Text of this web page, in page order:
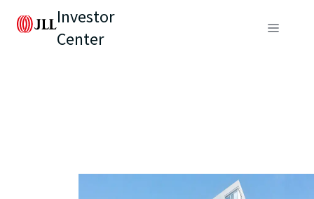
Investor
Center